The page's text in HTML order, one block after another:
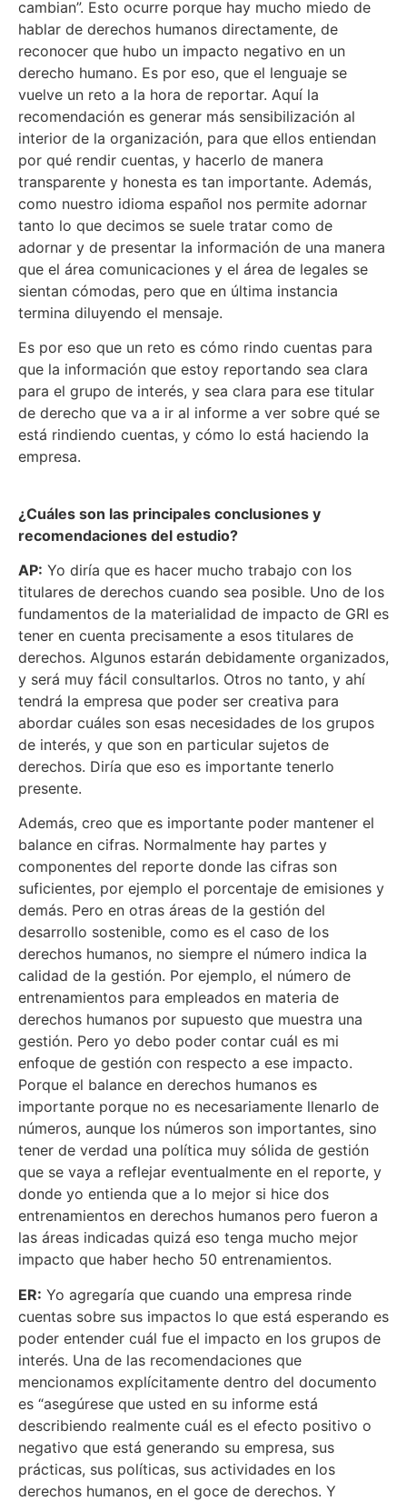
cambian”. Esto ocurre porque hay mucho miedo de
hablar de derechos humanos directamente, de
reconocer que hubo un impacto negativo en un
derecho humano. Es por eso, que el lenguaje se
vuelve un reto a la hora de reportar. Aquí la
recomendación es generar más sensibilización al
interior de la organización, para que ellos entiendan
por qué rendir cuentas, y hacerlo de manera
transparente y honesta es tan importante. Además,
como nuestro idioma español nos permite adornar
tanto lo que decimos se suele tratar como de
adornar y de presentar la información de una manera
que el área comunicaciones y el área de legales se
sientan cómodas, pero que en última instancia
termina diluyendo el mensaje.
Es por eso que un reto es cómo rindo cuentas para
que la información que estoy reportando sea clara
para el grupo de interés, y sea clara para ese titular
de derecho que va a ir al informe a ver sobre qué se
está rindiendo cuentas, y cómo lo está haciendo la
empresa.
¿Cuáles son las principales conclusiones y
recomendaciones del estudio?
AP: Yo diría que es hacer mucho trabajo con los
titulares de derechos cuando sea posible. Uno de los
fundamentos de la materialidad de impacto de GRI es
tener en cuenta precisamente a esos titulares de
derechos. Algunos estarán debidamente organizados,
y será muy fácil consultarlos. Otros no tanto, y ahí
tendrá la empresa que poder ser creativa para
abordar cuáles son esas necesidades de los grupos
de interés, y que son en particular sujetos de
derechos. Diría que eso es importante tenerlo
presente.
Además, creo que es importante poder mantener el
balance en cifras. Normalmente hay partes y
componentes del reporte donde las cifras son
suficientes, por ejemplo el porcentaje de emisiones y
demás. Pero en otras áreas de la gestión del
desarrollo sostenible, como es el caso de los
derechos humanos, no siempre el número indica la
calidad de la gestión. Por ejemplo, el número de
entrenamientos para empleados en materia de
derechos humanos por supuesto que muestra una
gestión. Pero yo debo poder contar cuál es mi
enfoque de gestión con respecto a ese impacto.
Porque el balance en derechos humanos es
importante porque no es necesariamente llenarlo de
números, aunque los números son importantes, sino
tener de verdad una política muy sólida de gestión
que se vaya a reflejar eventualmente en el reporte, y
donde yo entienda que a lo mejor si hice dos
entrenamientos en derechos humanos pero fueron a
las áreas indicadas quizá eso tenga mucho mejor
impacto que haber hecho 50 entrenamientos.
ER: Yo agregaría que cuando una empresa rinde
cuentas sobre sus impactos lo que está esperando es
poder entender cuál fue el impacto en los grupos de
interés. Una de las recomendaciones que
mencionamos explícitamente dentro del documento
es “asegúrese que usted en su informe está
describiendo realmente cuál es el efecto positivo o
negativo que está generando su empresa, sus
prácticas, sus políticas, sus actividades en los
derechos humanos, en el goce de derechos. Y